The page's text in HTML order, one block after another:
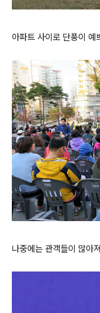
아파트 사이로 단풍이
나중에는 관객들이 많아